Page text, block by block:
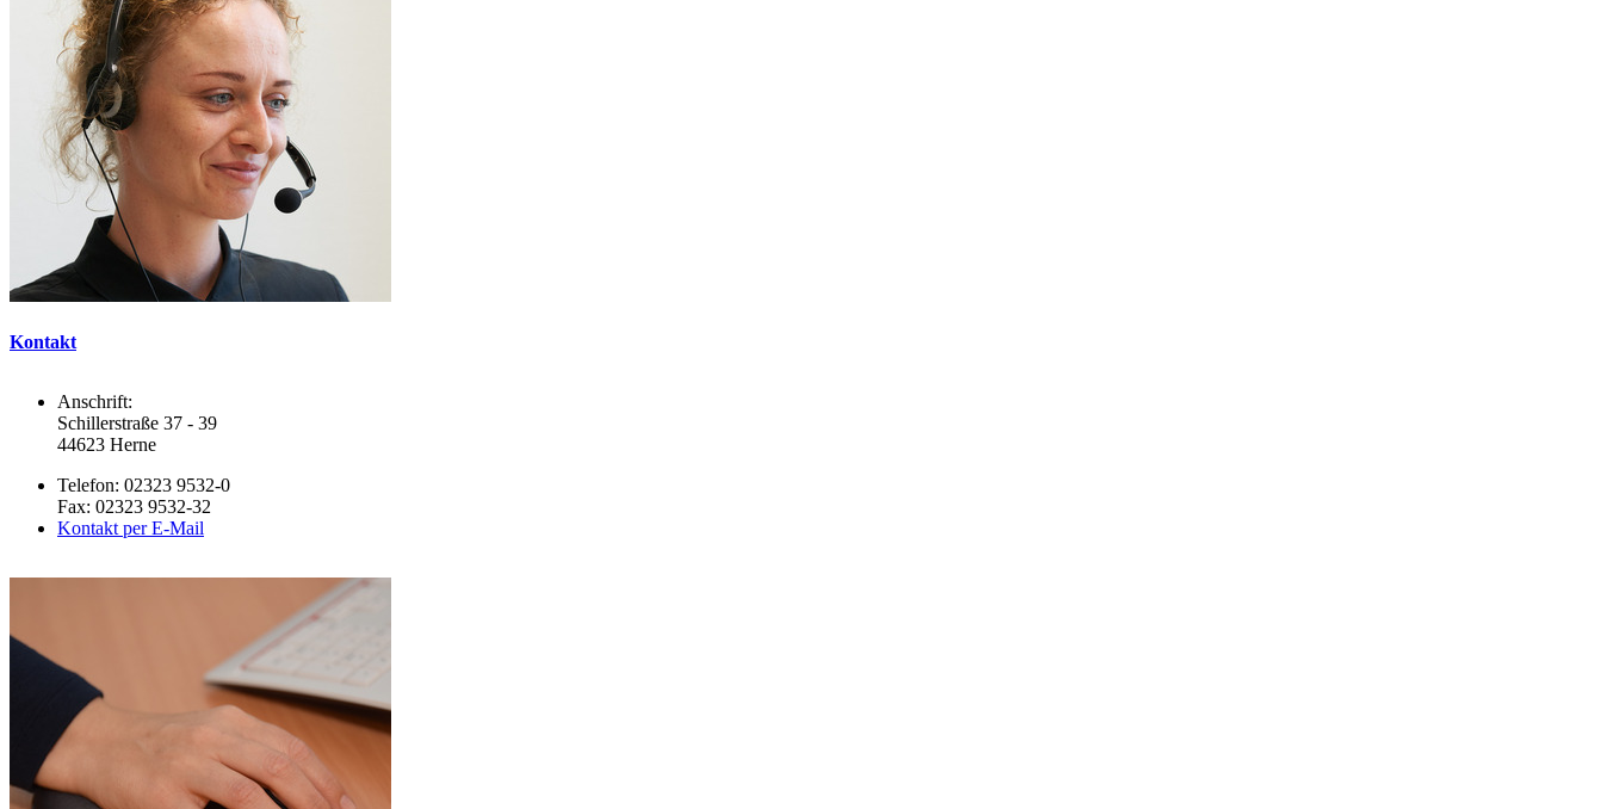
Kontakt
Anschrift:
Schillerstraße 37 - 39
44623 Herne
Telefon: 02323 9532-0
Fax: 02323 9532-32
Kontakt per E-Mail